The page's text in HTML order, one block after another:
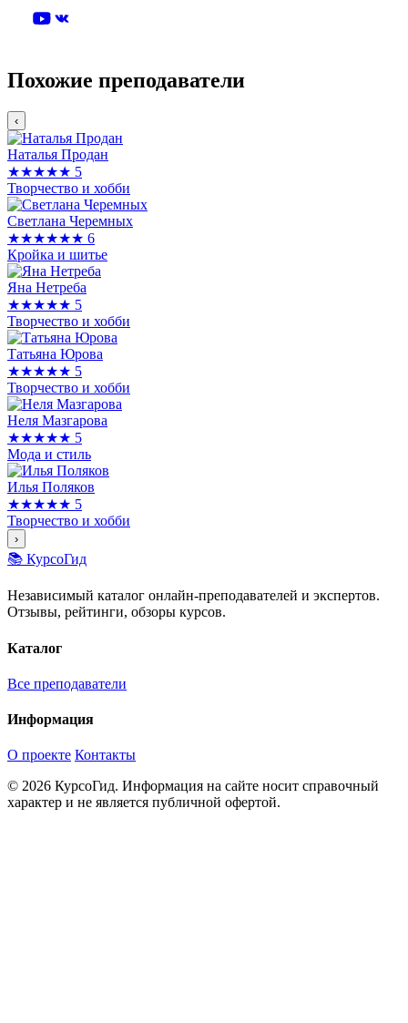
Похожие преподаватели
‹
Наталья Продан
★★★★★ 5
Творчество и хобби
Светлана Черемных
★★★★★★ 6
Кройка и шитье
Яна Нетреба
★★★★★ 5
Творчество и хобби
Татьяна Юрова
★★★★★ 5
Творчество и хобби
Неля Мазгарова
★★★★★ 5
Мода и стиль
Илья Поляков
★★★★★ 5
Творчество и хобби
›
📚 КурсоГид
Независимый каталог онлайн-преподавателей и экспертов.
Отзывы, рейтинги, обзоры курсов.
Каталог
Все преподаватели
Информация
О проекте Контакты
© 2026 КурсоГид. Информация на сайте носит справочный
характер и не является публичной офертой.